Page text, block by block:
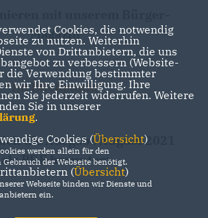
mit unserem
Magazin
"Im Blickpunkt"
die Ausgabe August 2021
als PDF herunter:
Cookies, die notwendig
zu nutzen. Weiterhin
von Drittanbietern, die uns
zu verbessern (Website-
die Verwendung bestimmter
wir Ihre Einwilligung. Ihre
Sie jederzeit widerrufen. Weitere
Sie in unserer
.
Cookies (Übersicht)
werden allein für den
der Webseite benötigt.
(Übersicht)
Webseite binden wir Dienste und
ein.